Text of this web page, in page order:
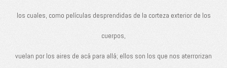
los cuales, como películas desprendidas de la corteza exterior de los
cuerpos,
vuelan por los aires de acá para allá; ellos son los que nos aterrorizan